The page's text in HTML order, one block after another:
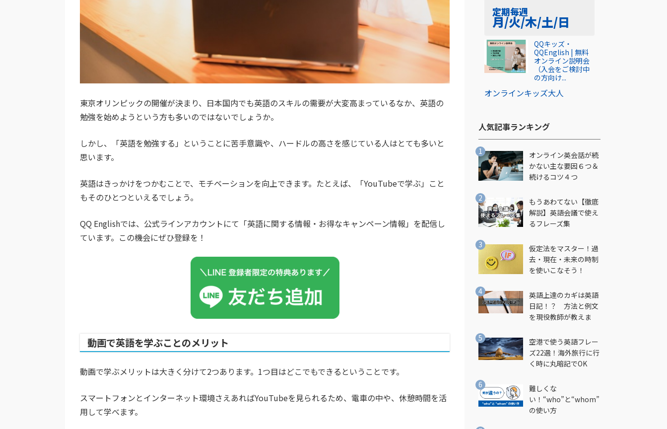
東京オリンピックの開催が決まり、日本国内でも英語のスキルの需要が大変高まっているなか、英語の
勉強を始めようという方も多いのではないでしょうか。
しかし、「英語を勉強する」ということに苦手意識や、ハードルの高さを感じている人はとても多いと
思います。
英語はきっかけをつかむことで、モチベーションを向上できます。たとえば、「YouTubeで学ぶ」こと
もそのひとつといえるでしょう。
QQ Englishでは、公式ラインアカウントにて「英語に関する情報・お得なキャンペーン情報」を配信し
ています。この機会にぜひ登録を！
動画で英語を学ぶことのメリット
動画で学ぶメリットは大きく分けて2つあります。1つ目はどこでもできるということです。
スマートフォンとインターネット環境さえあればYouTubeを見られるため、電車の中や、休憩時間を活
用して学べます。
定期毎週
月/火/木/土/日
オンラインキッズ大人
QQキッズ・
QQEnglish | 無料
オンライン説明会
（入会をご検討中
の方向け...
人気記事ランキング​
オンライン英会話が続
かない主な要因６つ＆
続けるコツ４つ
もうあわてない【徹底
解説】英語会議で使え
るフレーズ集
仮定法をマスター！過
去・現在・未来の時制
を使いこなそう！
英語上達のカギは英語
日記！？ 方法と例文
を現役教師が教えま
空港で使う英語フレー
ズ22選！海外旅行に行
く時に丸暗記でOK
難しくな
い！“who”と“whom”
の使い方